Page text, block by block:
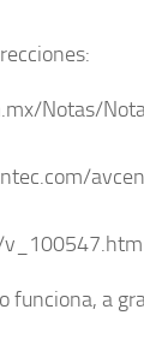
Notas/
funciona, a